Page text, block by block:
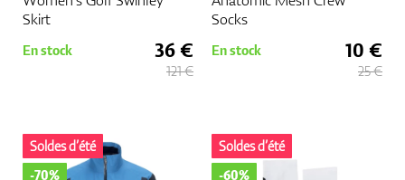
Skirt
En stock 36 €
121 €
Socks
En stock 10 €
25 €
Soldes d’été
-70%
Soldes d’été
-60%